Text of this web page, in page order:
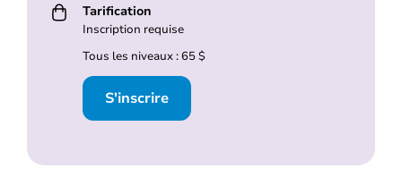
Tarification
Inscription requise
Tous les niveaux : 65 $
S'inscrire